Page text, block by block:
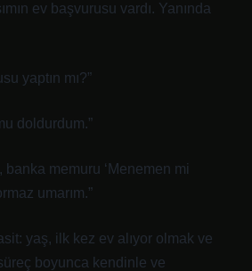
ev başvurusu vardı. Yanında
yaptın mı?”
doldurdum.”
banka memuru ‘Menemen mi
umarım.”
yaş, ilk kez ev alıyor olmak ve
boyunca kendinle ve